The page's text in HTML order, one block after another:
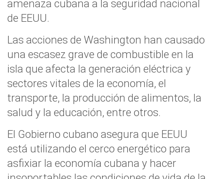
amenaza cubana a la seguridad nacional
de EEUU.
Las acciones de Washington han causado
una escasez grave de combustible en la
isla que afecta la generación eléctrica y
sectores vitales de la economía, el
transporte, la producción de alimentos, la
salud y la educación, entre otros.
El Gobierno cubano asegura que EEUU
está utilizando el cerco energético para
asfixiar la economía cubana y hacer